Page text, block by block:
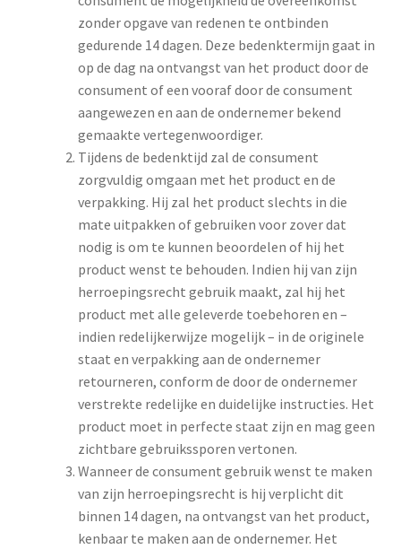
zonder opgave van redenen te ontbinden
gedurende 14 dagen. Deze bedenktermijn gaat in
op de dag na ontvangst van het product door de
consument of een vooraf door de consument
aangewezen en aan de ondernemer bekend
gemaakte vertegenwoordiger.
Tijdens de bedenktijd zal de consument
zorgvuldig omgaan met het product en de
verpakking. Hij zal het product slechts in die
mate uitpakken of gebruiken voor zover dat
nodig is om te kunnen beoordelen of hij het
product wenst te behouden. Indien hij van zijn
herroepingsrecht gebruik maakt, zal hij het
product met alle geleverde toebehoren en –
indien redelijkerwijze mogelijk – in de originele
staat en verpakking aan de ondernemer
retourneren, conform de door de ondernemer
verstrekte redelijke en duidelijke instructies. Het
product moet in perfecte staat zijn en mag geen
zichtbare gebruikssporen vertonen.
Wanneer de consument gebruik wenst te maken
van zijn herroepingsrecht is hij verplicht dit
binnen 14 dagen, na ontvangst van het product,
kenbaar te maken aan de ondernemer. Het